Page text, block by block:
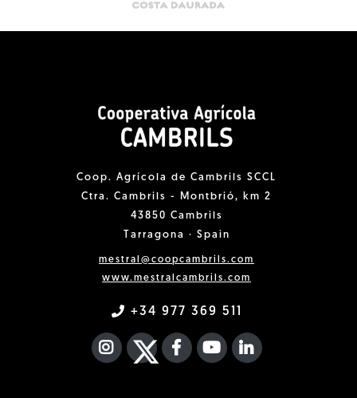
Coop. Agrícola de Cambrils SCCL
Ctra. Cambrils - Montbrió, km 2
43850 Cambrils
Tarragona · Spain
mestral@coopcambrils.com
www.mestralcambrils.com
+34 977 369 511
INSTAGRAM
TWITTER
FACEBOOK F
YOUTUBEFA LINKEDIN